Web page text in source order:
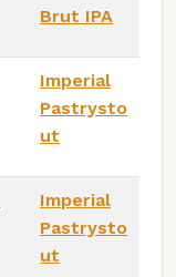
Brut IPA
Imperial
Pastrysto
ut
Imperial
Pastrysto
ut